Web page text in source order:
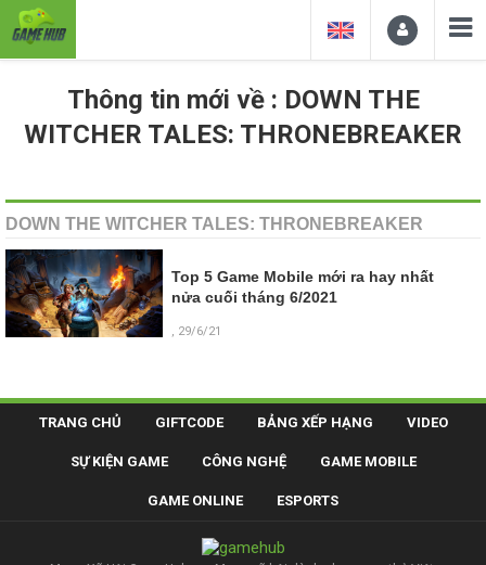
Thông tin mới về : DOWN THE
WITCHER TALES: THRONEBREAKER
DOWN THE WITCHER TALES: THRONEBREAKER
Top 5 Game Mobile mới ra hay nhất
nửa cuối tháng 6/2021
, 29/6/21
TRANG CHỦ GIFTCODE BẢNG XẾP HẠNG VIDEO
SỰ KIỆN GAME CÔNG NGHỆ GAME MOBILE
GAME ONLINE ESPORTS